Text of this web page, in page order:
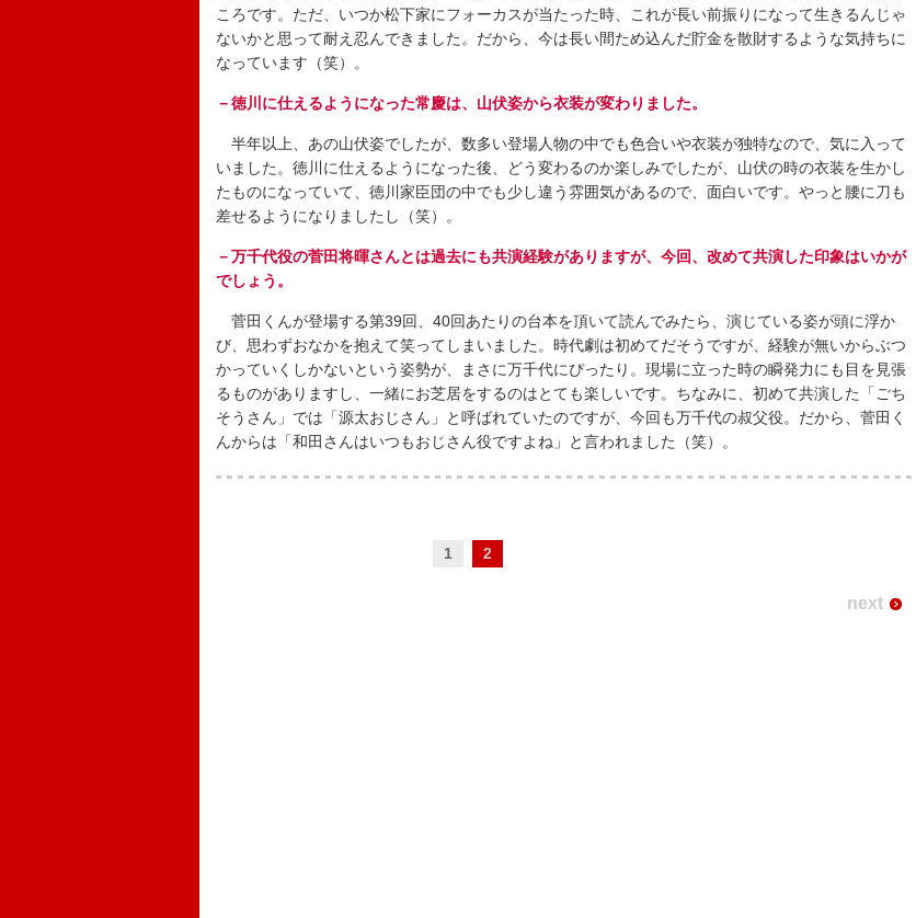
ころです。ただ、いつか松下家にフォーカスが当たった時、これが長い前振りになって生きるんじゃ
ないかと思って耐え忍んできました。だから、今は長い間ため込んだ貯金を散財するような気持ちに
なっています（笑）。
－徳川に仕えるようになった常慶は、山伏姿から衣装が変わりました。
半年以上、あの山伏姿でしたが、数多い登場人物の中でも色合いや衣装が独特なので、気に入って
いました。徳川に仕えるようになった後、どう変わるのか楽しみでしたが、山伏の時の衣装を生かし
たものになっていて、徳川家臣団の中でも少し違う雰囲気があるので、面白いです。やっと腰に刀も
差せるようになりましたし（笑）。
－万千代役の菅田将暉さんとは過去にも共演経験がありますが、今回、改めて共演した印象はいかが
でしょう。
菅田くんが登場する第39回、40回あたりの台本を頂いて読んでみたら、演じている姿が頭に浮か
び、思わずおなかを抱えて笑ってしまいました。時代劇は初めてだそうですが、経験が無いからぶつ
かっていくしかないという姿勢が、まさに万千代にぴったり。現場に立った時の瞬発力にも目を見張
るものがありますし、一緒にお芝居をするのはとても楽しいです。ちなみに、初めて共演した「ごち
そうさん」では「源太おじさん」と呼ばれていたのですが、今回も万千代の叔父役。だから、菅田く
んからは「和田さんはいつもおじさん役ですよね」と言われました（笑）。
1 2
next